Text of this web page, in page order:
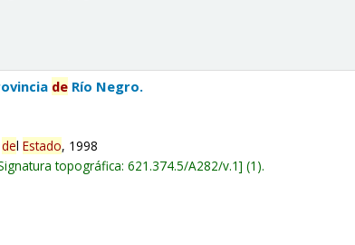
de Río Negro.
delEstado, 1998
topográfica:621.374.5/A282/v.1 (1).